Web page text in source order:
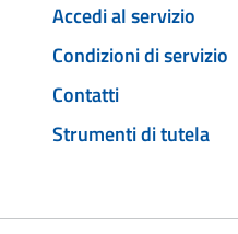
Accedi al servizio
Condizioni di servizio
Contatti
Strumenti di tutela